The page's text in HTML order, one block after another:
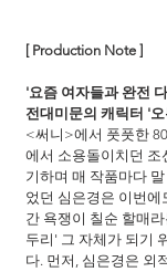
[ Production Note ]
'요즘 여자들과 완전
전대미문의 캐릭터 '
<써니>에서 풋풋한
에서 소용돌이치던 조
기하며 매 작품마다
었던 심은경은 이번
간 욕쟁이 칠순 할매
두리' 그 자체가 되기
다. 먼저, 심은경은 외